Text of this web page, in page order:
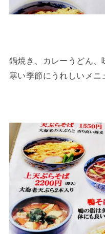
鍋焼き、カレーうどん
寒い季節にうれしいメニ